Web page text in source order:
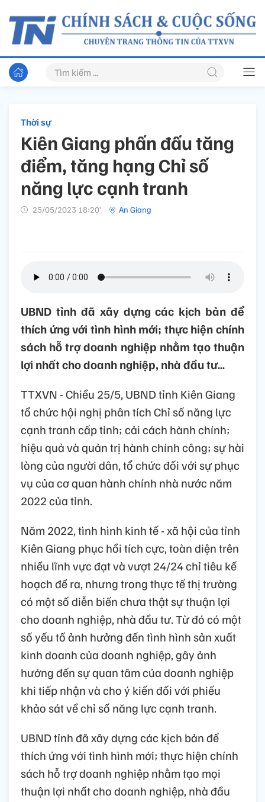
Thời sự
Kiên Giang phấn đấu tăng
điểm, tăng hạng Chỉ số
năng lực cạnh tranh
25/05/2023 18:20’ An Giang
UBND tỉnh đã xây dựng các kịch bản để
thích ứng với tình hình mới; thực hiện chính
sách hỗ trợ doanh nghiệp nhằm tạo thuận
lợi nhất cho doanh nghiệp, nhà đầu tư…
TTXVN - Chiều 25/5, UBND tỉnh Kiên Giang
tổ chức hội nghị phân tích Chỉ số năng lực
cạnh tranh cấp tỉnh; cải cách hành chính;
hiệu quả và quản trị hành chính công; sự hài
lòng của người dân, tổ chức đối với sự phục
vụ của cơ quan hành chính nhà nước năm
2022 của tỉnh.
Năm 2022, tình hình kinh tế - xã hội của tỉnh
Kiên Giang phục hồi tích cực, toàn diện trên
nhiều lĩnh vực đạt và vượt 24/24 chỉ tiêu kế
hoạch đề ra, nhưng trong thực tế thị trường
có một số diễn biến chưa thật sự thuận lợi
cho doanh nghiệp, nhà đầu tư. Từ đó có một
số yếu tố ảnh hưởng đến tình hình sản xuất
kinh doanh của doanh nghiệp, gây ảnh
hưởng đến sự quan tâm của doanh nghiệp
khi tiếp nhận và cho ý kiến đối với phiếu
khảo sát về chỉ số năng lực cạnh tranh.
UBND tỉnh đã xây dựng các kịch bản để
thích ứng với tình hình mới; thực hiện chính
sách hỗ trợ doanh nghiệp nhằm tạo mọi
thuận lợi nhất cho doanh nghiệp, nhà đầu